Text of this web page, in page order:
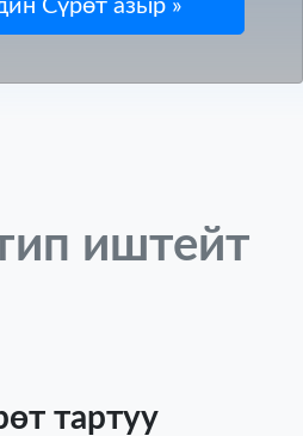
иштейт
тартуу